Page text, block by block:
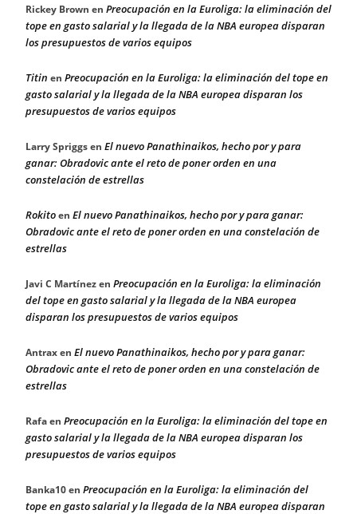
Rickey Brown en Preocupación en la Euroliga: la eliminación del
tope en gasto salarial y la llegada de la NBA europea disparan
los presupuestos de varios equipos
Titin en Preocupación en la Euroliga: la eliminación del tope en
gasto salarial y la llegada de la NBA europea disparan los
presupuestos de varios equipos
Larry Spriggsen El nuevo Panathinaikos, hecho por y para
ganar: Obradovic ante el reto de poner orden en una
constelación de estrellas
Rokitoen El nuevo Panathinaikos, hecho por y para ganar:
Obradovic ante el reto de poner orden en una constelación de
estrellas
Javi C Martínezen Preocupación en la Euroliga: la eliminación
del tope en gasto salarial y la llegada de la NBA europea
disparan los presupuestos de varios equipos
Antraxen El nuevo Panathinaikos, hecho por y para ganar:
Obradovic ante el reto de poner orden en una constelación de
estrellas
Rafaen Preocupación en la Euroliga: la eliminación del tope en
gasto salarial y la llegada de la NBA europea disparan los
presupuestos de varios equipos
Banka10en Preocupación en la Euroliga: la eliminación del
tope en gasto salarial y la llegada de la NBA europea disparan